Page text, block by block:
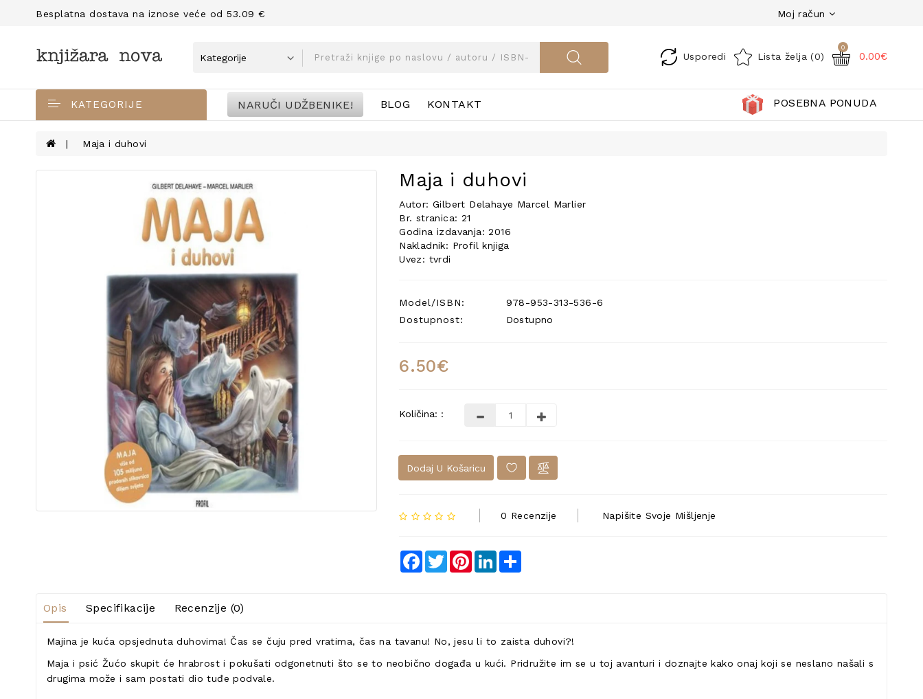
Besplatna dostava na iznose veće od 53.09 € Moj račun
Usporedi Lista želja (0)
0
0.00€
KATEGORIJE NARUČI UDŽBENIKE! BLOG KONTAKT POSEBNA PONUDA
Maja i duhovi
Maja i duhovi
Autor: Gilbert Delahaye Marcel Marlier
Br. stranica: 21
Godina izdavanja: 2016
Nakladnik: Profil knjiga
Uvez: tvrdi
Model/ISBN:
978-953-313-536-6
Dostupnost:
Dostupno
6.50€
Količina: :
Dodaj U Košaricu
0 Recenzije Napišite Svoje Mišljenje
Facebook
TwitterPinterestLinkedIn
Opis Specifikacije Recenzije (0)
Majina je kuća opsjednuta duhovima! Čas se čuju pred vratima, čas na tavanu! No, jesu li to zaista duhovi?!
Maja i psić Žućo skupit će hrabrost i pokušati odgonetnuti što se to neobično događa u kući. Pridružite im se u toj avanturi i doznajte kako onaj koji se neslano našali s
drugima može i sam postati dio tuđe podvale.